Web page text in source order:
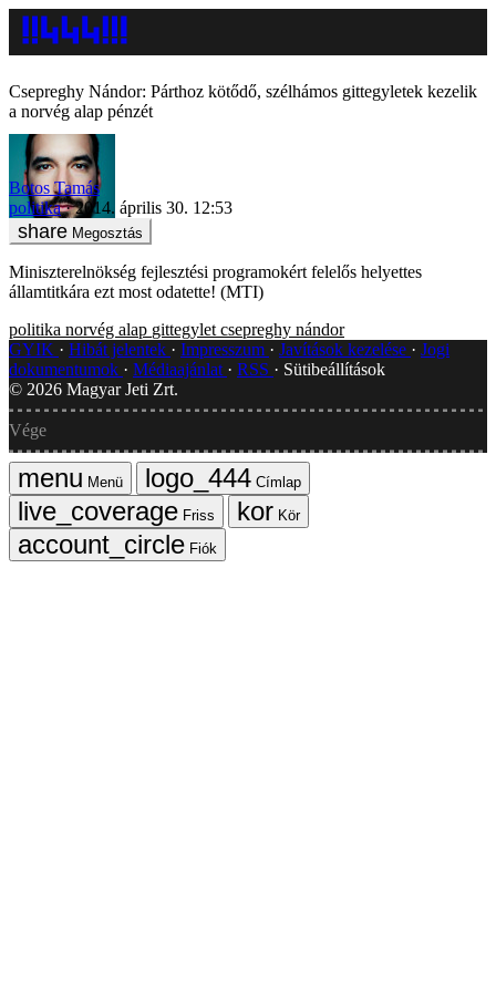
Csepreghy Nándor: Párthoz kötődő, szélhámos gittegyletek kezelik
a norvég alap pénzét
Botos Tamás
politika
2014. április 30. 12:53
Megosztás
Miniszterelnökség fejlesztési programokért felelős helyettes
államtitkára ezt most odatette! (MTI)
politika norvég alap gittegylet csepreghy nándor
GYIK
Hibát jelentek Impresszum Javítások kezelése
Jogi
dokumentumok
Médiaajánlat RSS
Sütibeállítások
© 2026 Magyar Jeti Zrt.
Vége
Menü
Címlap
Friss
Kör
Fiók